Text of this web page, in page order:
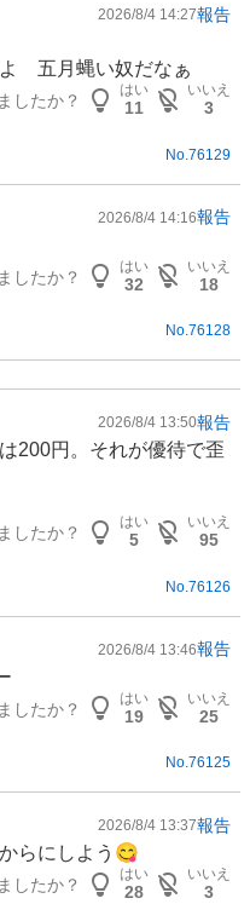
2026/8/4 14:27報告
五月蝿い奴だなぁ
したか？
はい
11
いいえ
3
No. 76129
2026/8/4 14:16報告
したか？
はい
32
いいえ
18
No.76128
2026/8/4 13:50報告
200円。それが優待で歪
したか？
はい
5
いいえ
95
No. 76126
2026/8/4 13:46報告
したか？
はい
19
いいえ
25
No.76125
2026/8/4 13:37報告
らにしよう😋
したか？
はい
28
いいえ
3